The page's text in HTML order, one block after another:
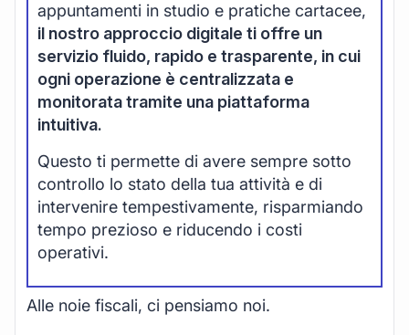
appuntamenti in studio e pratiche cartacee,
il nostro approccio digitale ti offre un
servizio fluido, rapido e trasparente, in cui
ogni operazione è centralizzata e
monitorata tramite una piattaforma
intuitiva.
Questo ti permette di avere sempre sotto
controllo lo stato della tua attività e di
intervenire tempestivamente, risparmiando
tempo prezioso e riducendo i costi
operativi.
Alle noie fiscali, ci pensiamo noi.